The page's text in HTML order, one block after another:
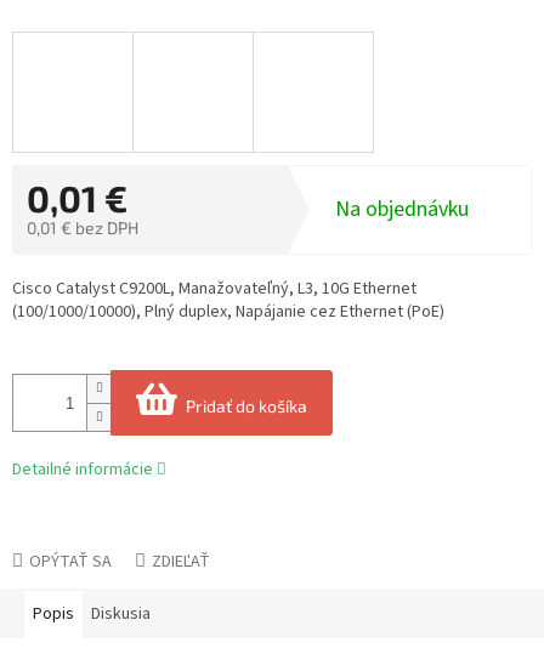
0,01 €
0,01 € bez DPH
cena:
Na objednávku
Pridať do košíka
Cisco Catalyst C9200L, Manažovateľný, L3, 10G Ethernet
(100/1000/10000), Plný duplex, Napájanie cez Ethernet (PoE)
Detailné informácie
OPÝTAŤ SA ZDIEĽAŤ
Popis Diskusia